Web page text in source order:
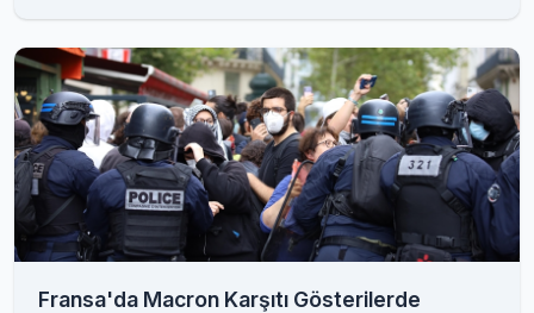
Fransa'da Macron Karşıtı Gösterilerde